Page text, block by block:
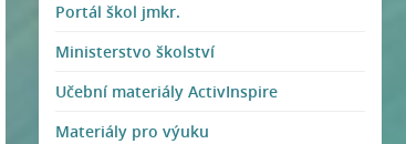
Portál škol jmkr.
Ministerstvo školství
Učební materiály ActivInspire
Materiály pro výuku